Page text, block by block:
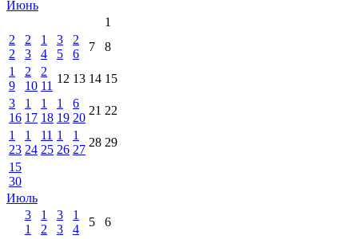
Июнь
1
2
2
2
3
1
4
3
5
2
6
7
8
1
9
2
10
2
11
12 13 14 15
3
16
1
17
1
18
1
19
6
20
21 22
1
23
1
24
11
25
1
26
1
27
28 29
15
30
Июль
3
1
1
2
3
3
1
4
5
6